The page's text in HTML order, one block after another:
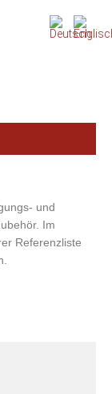
und
Im
Referenzliste